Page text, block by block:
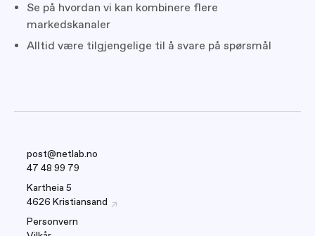
Se på hvordan vi kan kombinere flere
markedskanaler
Alltid være tilgjengelige til å svare på spørsmål
post@netlab.no
47 48 99 79
Kartheia 5
4626 Kristiansand
Personvern